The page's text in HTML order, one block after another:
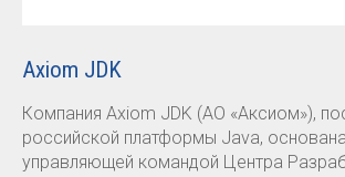
Axiom JDK
Компания Axiom JDK (АО «Аксиом»),
российской платформы Java,
управляющей командой Центра